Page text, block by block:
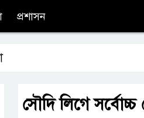
প্রশাসন
সৌদি লিগে